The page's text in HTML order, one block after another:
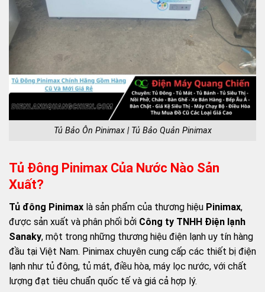
Tủ Bảo Ôn Pinimax | Tủ Bảo Quản Pinimax
Tủ Đông Pinimax Của Nước Nào Sản
Xuất?
Tủ đông Pinimax là sản phẩm của thương hiệu Pinimax,
được sản xuất và phân phối bởi Công ty TNHH Điện lạnh
Sanaky, một trong những thương hiệu điện lạnh uy tín hàng
đầu tại Việt Nam. Pinimax chuyên cung cấp các thiết bị điện
lạnh như tủ đông, tủ mát, điều hòa, máy lọc nước, với chất
lượng đạt tiêu chuẩn quốc tế và giá cả hợp lý.​